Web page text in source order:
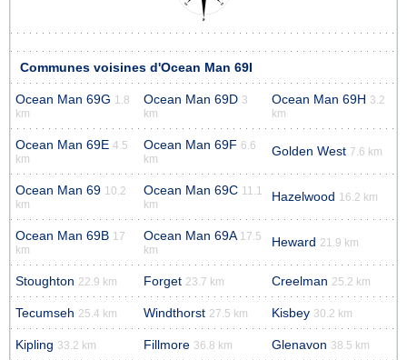
Communes voisines d'Ocean Man 69I
Ocean Man 69G 1.8
km
Ocean Man 69D 3
km
Ocean Man 69H 3.2
km
Ocean Man 69E 4.5
km
Ocean Man 69F 6.6
km
Golden West 7.6 km
Ocean Man 69 10.2
km
Ocean Man 69C 11.1
km
Hazelwood 16.2 km
Ocean Man 69B 17
km
Ocean Man 69A 17.5
km
Heward 21.9 km
Stoughton 22.9 km Forget 23.7 km Creelman 25.2 km
Tecumseh 25.4 km Windthorst 27.5 km Kisbey 30.2 km
Kipling 33.2 km Fillmore 36.8 km Glenavon 38.5 km